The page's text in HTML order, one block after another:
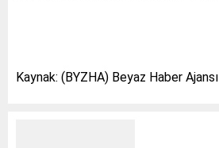
Kaynak: (BYZHA) Beyaz Haber Ajansı